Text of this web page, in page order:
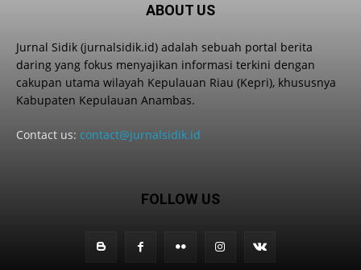
ABOUT US
Jurnal Sidik (jurnalsidik.id) adalah sebuah portal berita
daring yang fokus menyajikan informasi terkini dengan
cakupan utama wilayah Kepulauan Riau (Kepri), khususnya
Kabupaten Kepulauan Anambas.
Contact us: contact@jurnalsidik.id
FOLLOW US